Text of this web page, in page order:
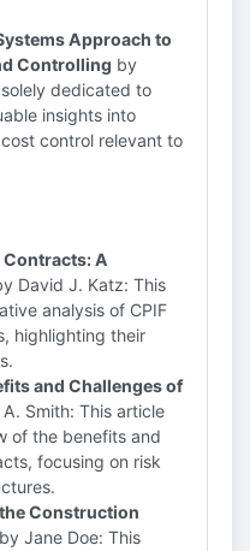
Approach to
Controlling by
dedicated to
insights into
control relevant to
Contracts: A
David J. Katz: This
analysis of CPIF
highlighting their
and Challenges of
Smith: This article
of the benefits and
focusing on risk
Construction
by Jane Doe: This